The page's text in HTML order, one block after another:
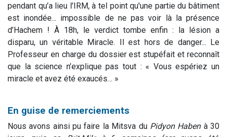
pendant qu’a lieu l’IRM, à tel point qu'une partie du bâtiment
est inondée... impossible de ne pas voir là la présence
d’Hachem ! À 18h, le verdict tombe enfin : la lésion a
disparu, un véritable Miracle. Il est hors de danger... Le
Professeur en charge du dossier est stupéfait et reconnaît
que la science n’explique pas tout : « Vous espériez un
miracle et avez été exaucés… »
En guise de remerciements
Nous avons ainsi pu faire la Mitsva du Pidyon Habenà 30